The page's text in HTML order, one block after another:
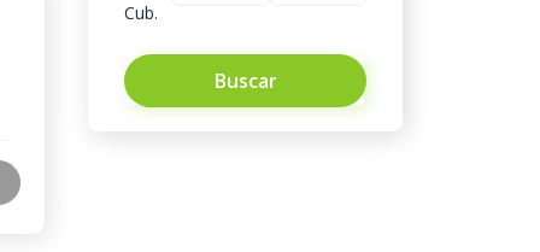
Cub.
Buscar